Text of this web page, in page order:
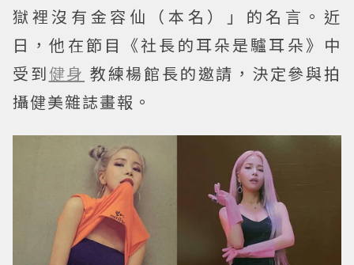
獄裡沒有金容仙（本名）」的名言。近
日，他在節目《社長的耳朵是驢耳朵》中
受到健身 教練楊館長的邀請，決定參與拍
攝健美雜誌畫報。